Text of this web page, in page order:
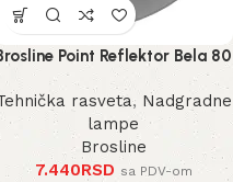
Point Reflektor Bela 80
mm 170 mm 2289 mm
rasveta, Nadgradne
lampe
Brosline
7.440RSD sa PDV-om